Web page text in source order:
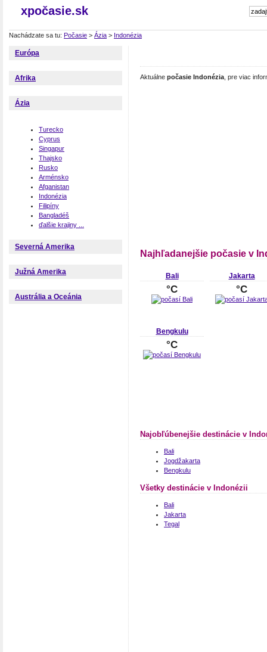
xpočasie.sk
Nachádzate sa tu: Počasie > Ázia > Indonézia
Európa
Afrika
Ázia
Turecko
Cyprus
Singapur
Thajsko
Rusko
Arménsko
Afganistan
Indonézia
Filipíny
Bangladéš
ďalšie krajiny ...
Severná Amerika
Južná Amerika
Austrália a Oceánia
Aktuálne počasie Indonézia , pre viac
Najhľadanejšie počasie v
Bali
°C
Jakarta
°C
Bengkulu
°C
Najobľúbenejšie destinácie v
Bali
Jogdžakarta
Bengkulu
Všetky destinácie v Indonézii
Bali
Jakarta
Tegal